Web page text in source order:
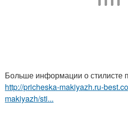
Больше информации о стилисте
http://pricheska-makiyazh.ru-
makiyazh/sti...